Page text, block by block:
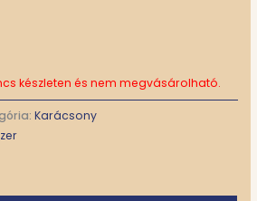
készleten és nem megvásárolható.
Karácsony